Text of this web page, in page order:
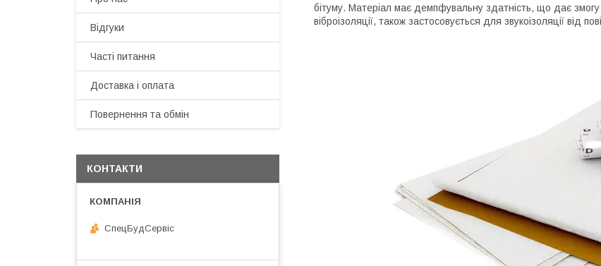
бітуму. Матеріал має демпфувальну здатність, що дає змогу
віброізоляції, також застосовується для звукоізоляції від
Відгуки
Часті питання
Доставка і оплата
Повернення та обмін
КОНТАКТИ
СпецБудСервіс